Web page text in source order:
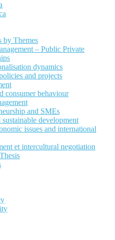
by Themes
– Public Private
dynamics
and projects
consumer behaviour
and SMEs
development
issues and international
et intercultural negotiation